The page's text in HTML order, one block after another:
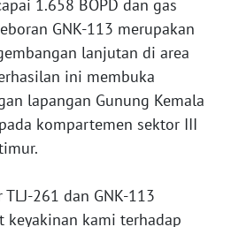
1.658 BOPD dan gas
GNK-113 merupakan
lanjutan di area
ini membuka
lapangan Gunung Kemala
kompartemen sektor III
261 dan GNK-113
keyakinan kami terhadap